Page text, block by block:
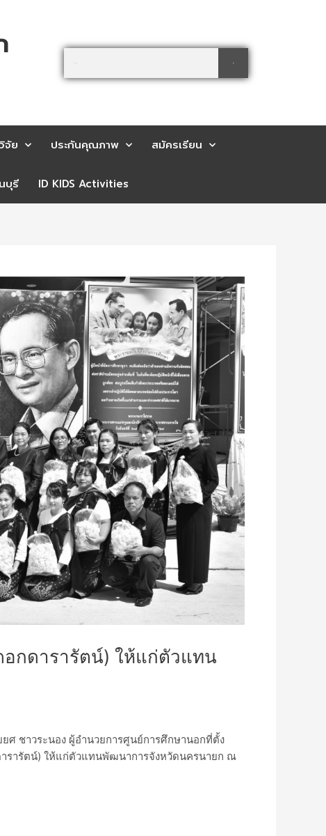
Search
จัย ประกันคุณภาพ สมัครเรียน
บุรี ID KIDS Activities
กดารารัตน์) ให้แก่ตัวแทน
ศ ชาวระนอง ผู้อำนวยการศูนย์การศึกษานอกที่ตั้ง
รารัตน์) ให้แก่ตัวแทนพัฒนาการจังหวัดนครนายก ณ